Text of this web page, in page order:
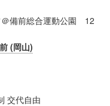
＠備前総合運動公園 12
(岡山)
交代自由